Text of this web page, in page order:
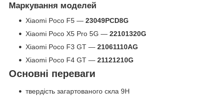
Маркування моделей
Xiaomi Poco F5 — 23049PCD8G
Xiaomi Poco X5 Pro 5G — 22101320G
Xiaomi Poco F3 GT — 21061110AG
Xiaomi Poco F4 GT — 21121210G
Основні переваги
твердість загартованого скла 9H